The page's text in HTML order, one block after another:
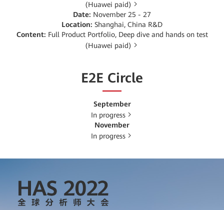
(Huawei paid)
Date: November 25 - 27
Location: Shanghai, China R&D
Content: Full Product Portfolio, Deep dive and hands on test
(Huawei paid)
E2E Circle
September
In progress
November
In progress